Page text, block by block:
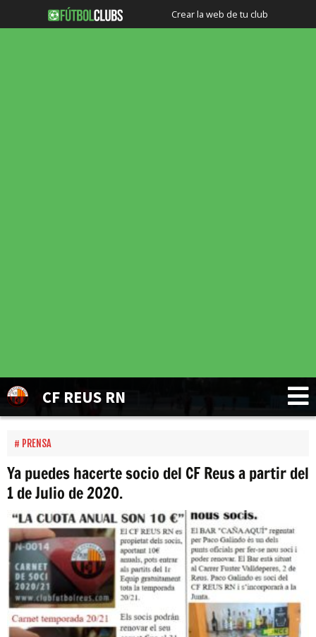
Crear la web de tu club
CF REUS RN
PRENSA
Ya puedes hacerte socio del CF Reus a partir del
1 de Julio de 2020.